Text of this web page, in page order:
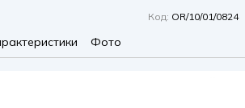
Код: OR/10/01/0824
Фото